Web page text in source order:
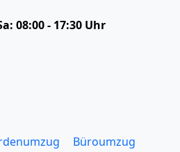
08:00 - 17:30 Uhr
Büroumzug